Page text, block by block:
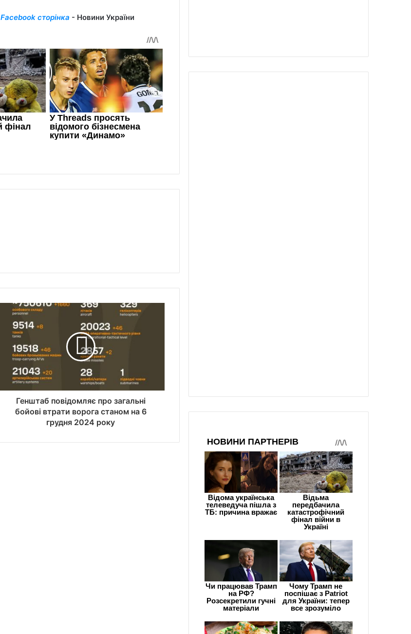
Facebook сторінка - Новини України
Генштаб повідомляє про загальні
бойові втрати ворога станом на 6
грудня 2024 року